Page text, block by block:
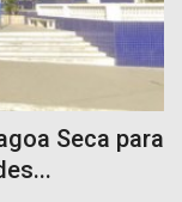
Seca para